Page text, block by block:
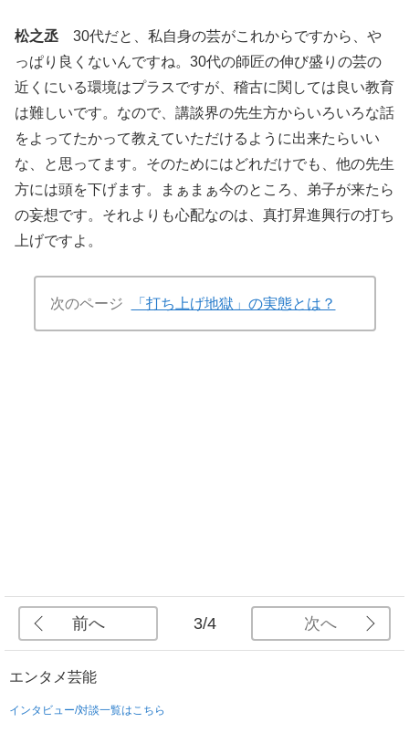
松之丞30代だと、私自身の芸がこれからですから、や
っぱり良くないんですね。30代の師匠の伸び盛りの芸の
近くにいる環境はプラスですが、稽古に関しては良い教育
は難しいです。なので、講談界の先生方からいろいろな話
をよってたかって教えていただけるように出来たらいい
な、と思ってます。そのためにはどれだけでも、他の先生
方には頭を下げます。まぁまぁ今のところ、弟子が来たら
の妄想です。それよりも心配なのは、真打昇進興行の打ち
上げですよ。
次のページ 「打ち上げ地獄」の実態とは？
前へ 3/4 次へ
エンタメ芸能
インタビュー/対談一覧はこちら